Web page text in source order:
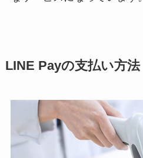
LINE Payの支払い方法